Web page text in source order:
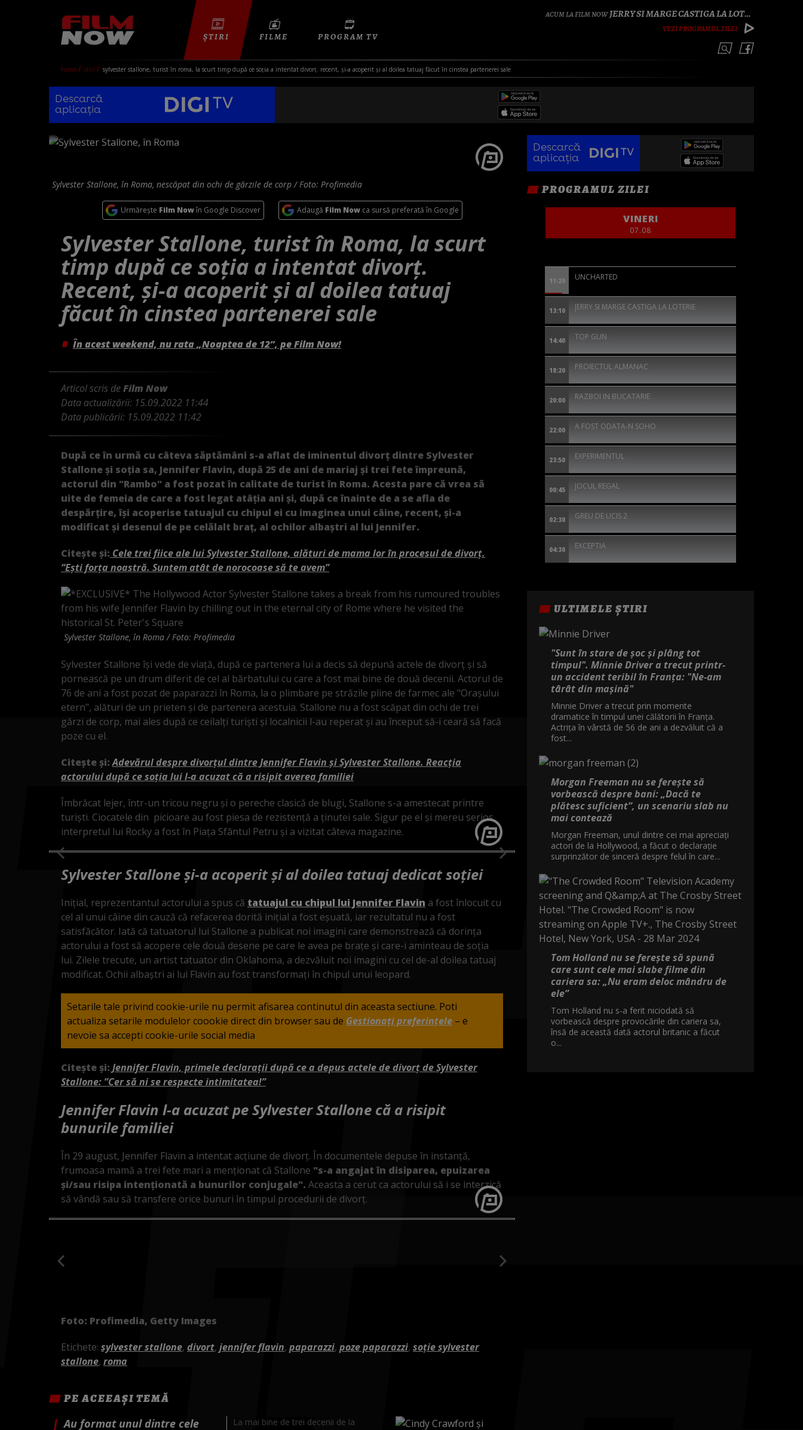
JERRY SI MARGE CASTIGA LA LOTERIE
VEZI PROGRAMUL ZILEI
ȘTIRI FILME PROGRAM TV
home stiri sylvester stallone, turist în roma, la scurt timp după ce soția a intentat divorț. recent, și-a acoperit și al doilea tatuaj făcut în cinstea partenerei sale
Descarcă
aplicația
Sylvester Stallone, în Roma, nescăpat din ochi de gărzile de corp / Foto: Profimedia
Urmărește Film Nowîn Google Discover Adaugă Film Nowca sursă preferată în Google
Sylvester Stallone, turist în Roma, la scurt
timp după ce soția a intentat divorț.
Recent, și-a acoperit și al doilea tatuaj
făcut în cinstea partenerei sale
În acest weekend, nu rata „Noaptea de 12”, pe Film Now!
Articol scris deFilm Now
Data actualizării: 15.09.2022 11:44
Data publicării: 15.09.2022 11:42
După ce în urmă cu câteva săptămâni s-a aflat de iminentul divorț dintre Sylvester
Stallone și soția sa, Jennifer Flavin, după 25 de ani de mariaj și trei fete împreună,
actorul din "Rambo" a fost pozat în calitate de turist în Roma. Acesta pare că vrea să
uite de femeia de care a fost legat atâția ani și, după ce înainte de a se afla de
despărțire, își acoperise tatuajul cu chipul ei cu imaginea unui câine, recent, și-a
modificat și desenul de pe celălalt braț, al ochilor albaștri al lui Jennifer.
Citește și: Cele trei fiice ale lui Sylvester Stallone, alături de mama lor în procesul de divorț.
“Ești forța noastră. Suntem atât de norocoase să te avem”
Sylvester Stallone, în Roma / Foto: Profimedia
Sylvester Stallone își vede de viață, după ce partenera lui a decis să depună actele de divorț și să
pornească pe un drum diferit de cel al bărbatului cu care a fost mai bine de două decenii. Actorul de
76 de ani a fost pozat de paparazzi în Roma, la o plimbare pe străzile pline de farmec ale "Orașului
etern", alături de un prieten și de partenera acestuia. Stallone nu a fost scăpat din ochi de trei
gărzi de corp, mai ales după ce ceilalți turiști și localnicii l-au reperat și au început să-i ceară să facă
poze cu el.
Citește și:Adevărul despre divorțul dintre Jennifer Flavin și Sylvester Stallone. Reacția
actorului după ce soția lui l-a acuzat că a risipit averea familiei
Îmbrăcat lejer, într-un tricou negru și o pereche clasică de blugi, Stallone s-a amestecat printre
turiști. Ciocatele din picioare au fost piesa de rezistență a ținutei sale. Sigur pe el și mereu serios,
interpretul lui Rocky a fost în Piața Sfântul Petru și a vizitat câteva magazine.
Sylvester Stallone și-a acoperit și al doilea tatuaj dedicat soției
Inițial, reprezentantul actorului a spus că tatuajul cu chipul lui Jennifer Flavin a fost înlocuit cu
cel al unui câine din cauză că refacerea dorită inițial a fost eșuată, iar rezultatul nu a fost
satisfăcător. Iată că tatuatorul lui Stallone a publicat noi imagini care demonstrează că dorința
actorului a fost să acopere cele două desene pe care le avea pe brațe și care-i aminteau de soția
lui. Zilele trecute, un artist tatuator din Oklahoma, a dezvăluit noi imagini cu cel de-al doilea tatuaj
modificat. Ochii albaștri ai lui Flavin au fost transformați în chipul unui leopard.
Setarile tale privind cookie-urile nu permit afisarea continutul din aceasta sectiune. Poti
actualiza setarile modulelor coookie direct din browser sau de Gestionați preferințele – e
nevoie sa accepti cookie-urile social media
Citește și: Jennifer Flavin, primele declarații după ce a depus actele de divorț de Sylvester
Stallone: ”Cer să ni se respecte intimitatea!”
Jennifer Flavin l-a acuzat pe Sylvester Stallone că a risipit
bunurile familiei
În 29 august, Jennifer Flavin a intentat acțiune de divorț. În documentele depuse în instanță,
frumoasa mamă a trei fete mari a menționat că Stallone "s-a angajat în disiparea, epuizarea
și/sau risipa intenționată a bunurilor conjugale". Aceasta a cerut ca actorului să i se interzică
să vândă sau să transfere orice bunuri în timpul procedurii de divorț.
Foto: Profimedia, Getty Images
Etichete: sylvester stallone, divort, jennifer flavin, paparazzi, poze paparazzi, soție sylvester
stallone, roma
Descarcă
aplicația
PROGRAMUL ZILEI
VINERI
07.08
11:20 UNCHARTED
13:10 JERRY SI MARGE CASTIGA LA LOTERIE
14:40 TOP GUN
18:20 PROIECTUL ALMANAC
20:00 RAZBOI IN BUCATARIE
22:00 A FOST ODATA-N SOHO
23:50 EXPERIMENTUL
00:45 JOCUL REGAL
02:30 GREU DE UCIS 2
04:30 EXCEPTIA
ULTIMELE ȘTIRI
"Sunt în stare de șoc și plâng tot
timpul". Minnie Driver a trecut printr-
un accident teribil în Franța: "Ne-am
târât din mașină"
Minnie Driver a trecut prin momente
dramatice în timpul unei călătorii în Franța.
Actrița în vârstă de 56 de ani a dezvăluit că a
fost...
Morgan Freeman nu se ferește să
vorbească despre bani: „Dacă te
plătesc suficient”, un scenariu slab nu
mai contează
Morgan Freeman, unul dintre cei mai apreciați
actori de la Hollywood, a făcut o declarație
surprinzător de sinceră despre felul în care...
Tom Holland nu se ferește să spună
care sunt cele mai slabe filme din
cariera sa: „Nu eram deloc mândru de
ele”
Tom Holland nu s-a ferit niciodată să
vorbească despre provocările din cariera sa,
însă de această dată actorul britanic a făcut
o...
PE ACEEAȘI TEMĂ
Au format unul dintre cele
La mai bine de trei decenii de la